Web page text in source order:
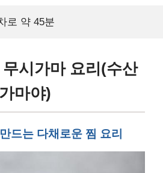
성 (島原城)
로 약 45분
무시가마 요리(수산
마야)
드는 다채로운 찜 요리